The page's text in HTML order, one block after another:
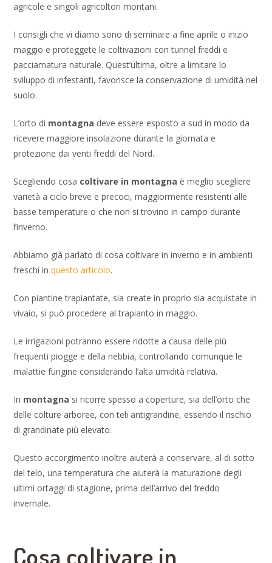
agricole e singoli agricoltori montani.
I consigli che vi diamo sono di seminare a fine aprile o inizio
maggio e proteggete le coltivazioni con tunnel freddi e
pacciamatura naturale. Quest’ultima, oltre a limitare lo
sviluppo di infestanti, favorisce la conservazione di umidità nel
suolo.
L’orto di montagna deve essere esposto a sud in modo da
ricevere maggiore insolazione durante la giornata e
protezione dai venti freddi del Nord.
Scegliendo cosa coltivare in montagna è meglio scegliere
varietà a ciclo breve e precoci, maggiormente resistenti alle
basse temperature o che non si trovino in campo durante
l’inverno.
Abbiamo già parlato di cosa coltivare in inverno e in ambienti
freschi inquesto articolo.
Con piantine trapiantate, sia create in proprio sia acquistate in
vivaio, si può procedere al trapianto in maggio.
Le irrigazioni potranno essere ridotte a causa delle più
frequenti piogge e della nebbia, controllando comunque le
malattie fungine considerando l’alta umidità relativa.
In montagna si ricorre spesso a coperture, sia dell’orto che
delle colture arboree, con teli antigrandine, essendo il rischio
di grandinate più elevato.
Questo accorgimento inoltre aiuterà a conservare, al di sotto
del telo, una temperatura che aiuterà la maturazione degli
ultimi ortaggi di stagione, prima dell’arrivo del freddo
invernale.
Cosa coltivare in